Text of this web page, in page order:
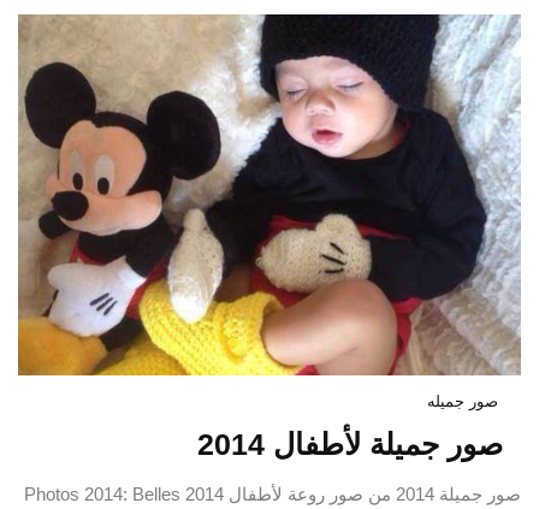
صور جميله
صور جميلة لأطفال 2014
صور جميلة 2014 من صور روعة لأطفال 2014 Photos 2014: Belles